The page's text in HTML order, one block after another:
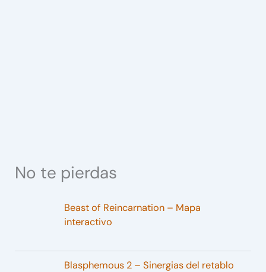
No te pierdas
Beast of Reincarnation – Mapa
interactivo
Blasphemous 2 – Sinergias del retablo